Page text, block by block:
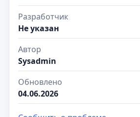
Разработчик
Не указан
Автор
Sysadmin
Обновлено
04.06.2026